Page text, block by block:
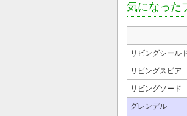
気になった
リビングシール
リビングスピア
リビングソード
グレンデル